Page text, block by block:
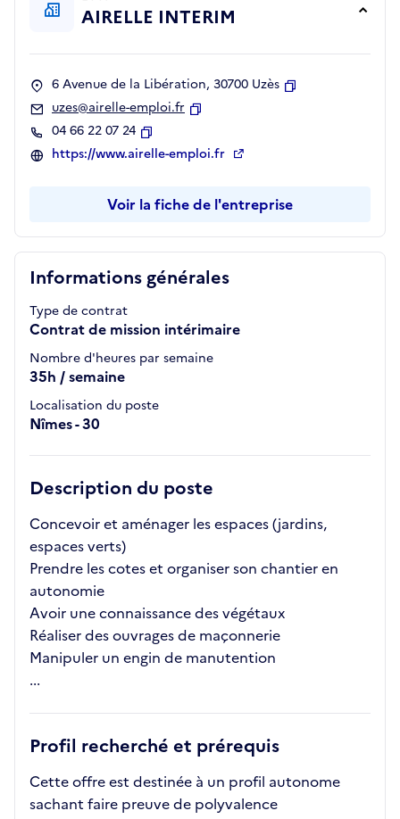
Informations générales
Type de contrat
Contrat de mission intérimaire
Nombre d'heures par semaine
35h / semaine
Localisation du poste
Nîmes - 30
Description du poste
Concevoir et aménager les espaces (jardins,
espaces verts)
Prendre les cotes et organiser son chantier en
autonomie
Avoir une connaissance des végétaux
Réaliser des ouvrages de maçonnerie
Manipuler un engin de manutention
...
Profil recherché et prérequis
Cette offre est destinée à un profil autonome
sachant faire preuve de polyvalence
AIRELLE INTERIM
6 Avenue de la Libération, 30700 Uzès
uzes@airelle-emploi.fr
04 66 22 07 24
Copier
https://www.airelle-emploi.fr
Voir la fiche de l'entreprise